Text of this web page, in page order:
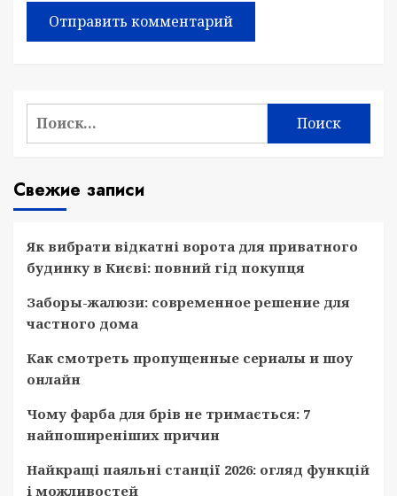
Найти:
Свежие записи
Як вибрати відкатні ворота для приватного
будинку в Києві: повний гід покупця
Заборы-жалюзи: современное решение для
частного дома
Как смотреть пропущенные сериалы и шоу
онлайн
Чому фарба для брів не тримається: 7
найпоширеніших причин
Найкращі паяльні станції 2026: огляд функцій
і можливостей